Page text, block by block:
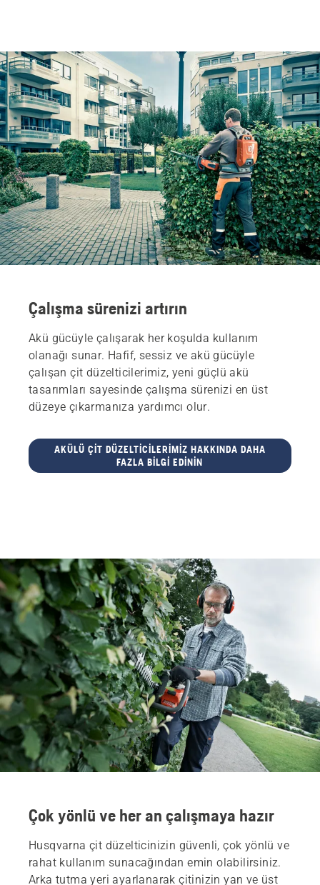
Çalışma sürenizi artırın
Akü gücüyle çalışarak her koşulda kullanım
olanağı sunar. Hafif, sessiz ve akü gücüyle
çalışan çit düzelticilerimiz, yeni güçlü akü
tasarımları sayesinde çalışma sürenizi en üst
düzeye çıkarmanıza yardımcı olur.
AKÜLÜ ÇIT DÜZELTICILERIMIZ HAKKINDA DAHA
FAZLA BILGI EDININ
Çok yönlü ve her an çalışmaya hazır
Husqvarna çit düzelticinizin güvenli, çok yönlü ve
rahat kullanım sunacağından emin olabilirsiniz.
Arka tutma yeri ayarlanarak çitinizin yan ve üst